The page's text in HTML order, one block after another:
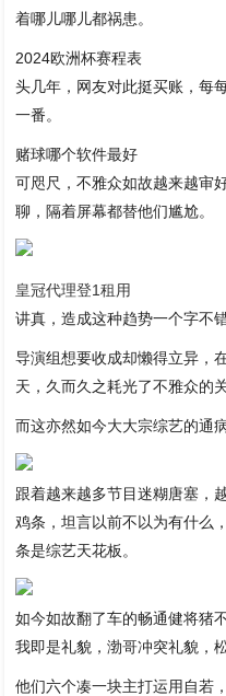
着哪儿哪儿都祸患。
2024欧洲杯赛程表
头几年，网友对此挺买账，每
一番。
赌球哪个软件最好
可咫尺，不雅众如故越来越审
聊，隔着屏幕都替他们尴尬。
皇冠代理登1租用
讲真，造成这种趋势一个字不
导演组想要收成却懒得立异，
天，久而久之耗光了不雅众的关
而这亦然如今大大宗综艺的通病
跟着越来越多节目迷糊唐塞，
鸡条，坦言以前不以为有什么
条是综艺天花板。
如今如故翻了车的畅通健将猪
我即是礼貌，渤哥冲突礼貌，
他们六个凑一块主打运用自若